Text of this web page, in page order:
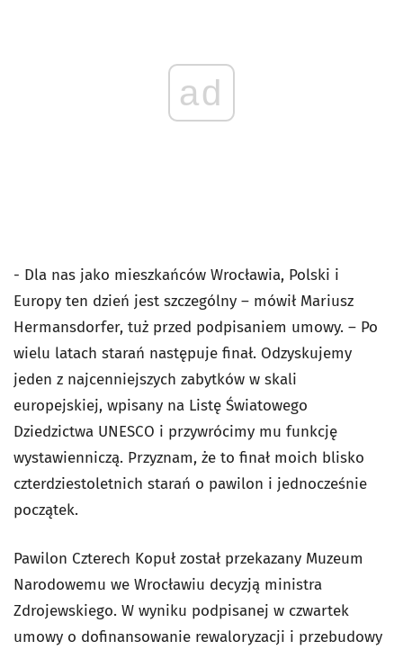
ad
- Dla nas jako mieszkańców Wrocławia, Polski i
Europy ten dzień jest szczególny – mówił Mariusz
Hermansdorfer, tuż przed podpisaniem umowy. – Po
wielu latach starań następuje finał. Odzyskujemy
jeden z najcenniejszych zabytków w skali
europejskiej, wpisany na Listę Światowego
Dziedzictwa UNESCO i przywrócimy mu funkcję
wystawienniczą. Przyznam, że to finał moich blisko
czterdziestoletnich starań o pawilon i jednocześnie
początek.
Pawilon Czterech Kopuł został przekazany Muzeum
Narodowemu we Wrocławiu decyzją ministra
Zdrojewskiego. W wyniku podpisanej w czwartek
umowy o dofinansowanie rewaloryzacji i przebudowy